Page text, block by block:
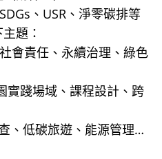
、USR、淨零碳排等
題：
會責任、永續治理、綠色
實踐場域、課程設計、跨
、低碳旅遊、能源管理…